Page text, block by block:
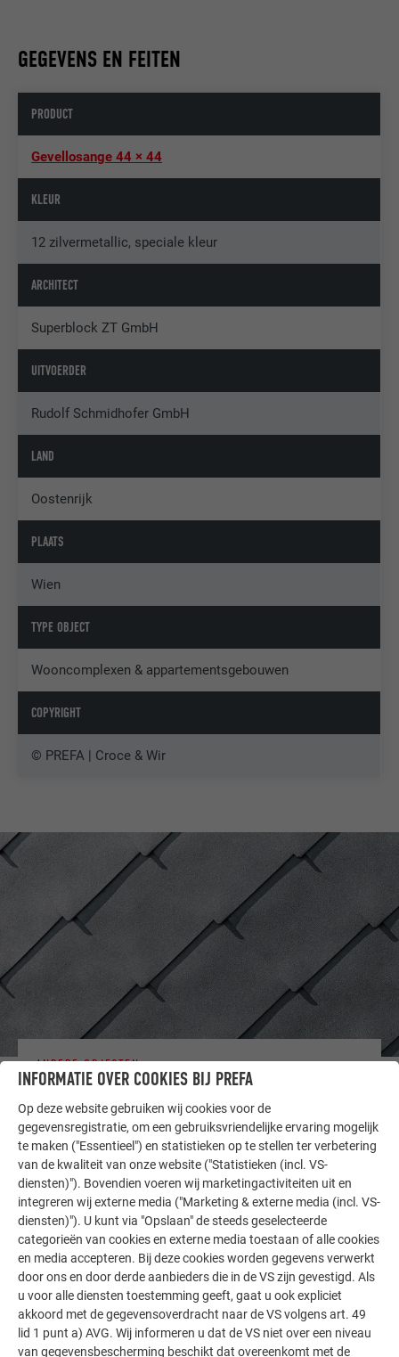
GEGEVENS EN FEITEN
PRODUCT
Gevellosange 44 × 44
KLEUR
12 zilvermetallic, speciale kleur
ARCHITECT
Superblock ZT GmbH
UITVOERDER
Rudolf Schmidhofer GmbH
LAND
Oostenrijk
PLAATS
Wien
TYPE OBJECT
Wooncomplexen & appartementsgebouwen
COPYRIGHT
© PREFA | Croce & Wir
LAAT U INSPIREREN
ANDERE OBJECTEN
De PREFA referentiegallerij laat zien hoe veelzijdig
aluminium kan worden toegepast. Ontdek meer
indrukwekkende projecten met de duurzame PREFA
aluminiumoplossingen voor dak, zonne-energie en
gevel.
MEER REFERENTIES BEKIJKEN
INFORMATIE OVER COOKIES BIJ PREFA
Op deze website gebruiken wij cookies voor de
gegevensregistratie, om een gebruiksvriendelijke ervaring mogelijk
te maken ("Essentieel") en statistieken op te stellen ter verbetering
van de kwaliteit van onze website ("Statistieken (incl. VS-
diensten)"). Bovendien voeren wij marketingactiviteiten uit en
integreren wij externe media ("Marketing & externe media (incl. VS-
diensten)"). U kunt via "Opslaan" de steeds geselecteerde
categorieën van cookies en externe media toestaan of alle cookies
en media accepteren. Bij deze cookies worden gegevens verwerkt
door ons en door derde aanbieders die in de VS zijn gevestigd. Als
u voor alle diensten toestemming geeft, gaat u ook expliciet
akkoord met de gegevensoverdracht naar de VS volgens art. 49
lid 1 punt a) AVG. Wij informeren u dat de VS niet over een niveau
van gegevensbescherming beschikt dat overeenkomt met de